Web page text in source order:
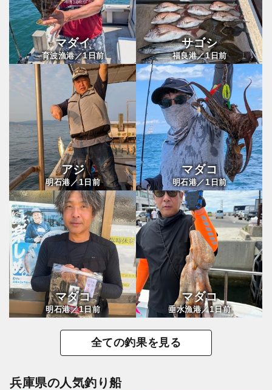
マダイ
育波漁港／1日前
サゴシ
福良港／1日前
アジ
明石港／1日前
マダコ
明石港／1日前
マダコ
明石港／1日前
マダコ
垂水漁港／1日前
全ての釣果を見る
兵庫県の人気釣り船